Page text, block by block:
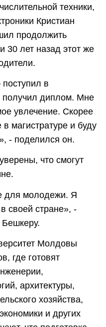
техники,
Кристиан
продолжить
30 лет назад этот же
в
получил диплом. Мне
увлечение. Скорее
магистратуре и буду
- поделился он.
что смогут
для молодежи. Я
своей стране», -
Молдовы
где готовят
архитектуры,
хозяйства,
и других